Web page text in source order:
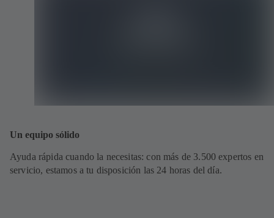
Un equipo sólido
Ayuda rápida cuando la necesitas: con más de 3.500 expertos en
servicio, estamos a tu disposición las 24 horas del día.